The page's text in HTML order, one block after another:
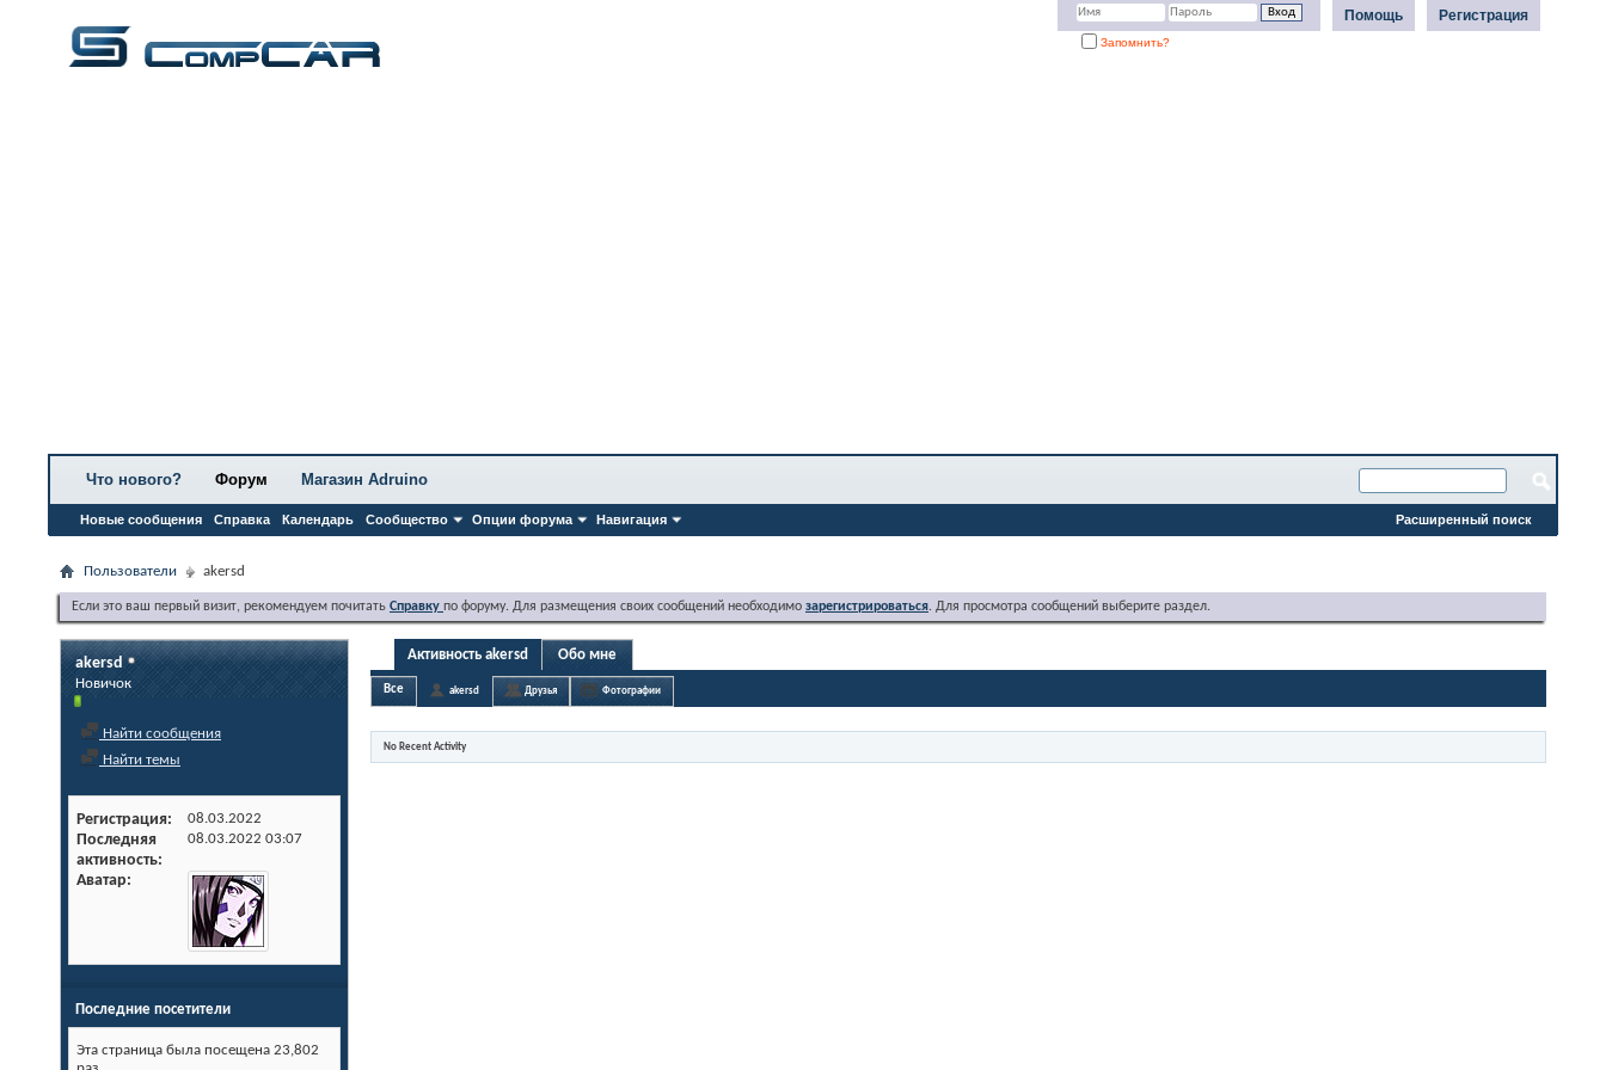
Регистрация
Помощь
Запомнить?
Что нового? Форум
Новые сообщения Справка Календарь Сообщество Опции форума Навигация
Магазин Adruino
Расширенный поиск
Пользователи akersd
Если это ваш первый визит, рекомендуем почитать Справку по форуму. Для размещения своих сообщений необходимо зарегистрироваться. Для просмотра сообщений выберите раздел.
akersd
Новичок
Найти сообщения
Найти темы
Регистрация 08.03.2022
Последняя
активность
08.03.2022 03:07
Аватар
Последние посетители
Эта страница была посещена 23,802
Активность akersd Обо мне
Все akersd Друзья Фотографии
No Recent Activity